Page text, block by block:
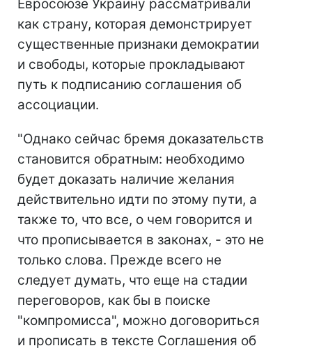
Евросоюзе Украину рассматривали
как страну, которая демонстрирует
существенные признаки демократии
и свободы, которые прокладывают
путь к подписанию соглашения об
ассоциации.
"Однако сейчас бремя доказательств
становится обратным: необходимо
будет доказать наличие желания
действительно идти по этому пути, а
также то, что все, о чем говорится и
что прописывается в законах, - это не
только слова. Прежде всего не
следует думать, что еще на стадии
переговоров, как бы в поиске
"компромисса", можно договориться
и прописать в тексте Соглашения об